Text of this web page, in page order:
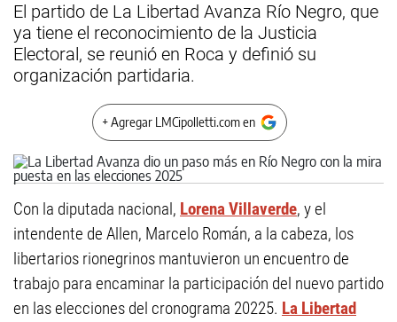
El partido de La Libertad Avanza Río Negro, que
ya tiene el reconocimiento de la Justicia
Electoral, se reunió en Roca y definió su
organización partidaria.
+ Agregar LMCipolletti.com en
Con la diputada nacional, Lorena Villaverde, y el
intendente de Allen, Marcelo Román, a la cabeza, los
libertarios rionegrinos mantuvieron un encuentro de
trabajo para encaminar la participación del nuevo partido
en las elecciones del cronograma 20225. La Libertad